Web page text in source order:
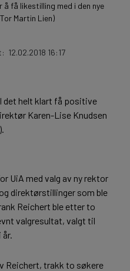
få likestilling med i den nye
Martin Lien)
12.02.2018 16:17
det helt klart få positive
Karen-Lise Knudsen
UiA med valg av ny rektor
direktørstillinger som ble
Reichert ble etter to
valgresultat, valgt til
Reichert, trakk to søkere